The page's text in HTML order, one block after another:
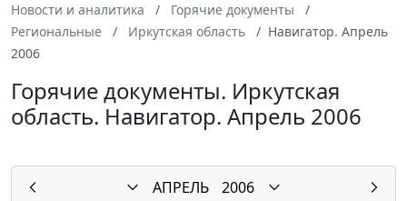
Новости и аналитика
Горячие документы
Региональные
Иркутская область
Навигатор. Апрель
2006
Горячие документы. Иркутская
область. Навигатор. Апрель 2006
АПРЕЛЬ
2006